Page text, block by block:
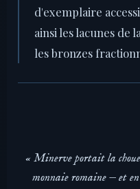
d'exemplaire
ainsi les lacunes de
les bronzes
« Minerve portait la
monnaie romaine — et